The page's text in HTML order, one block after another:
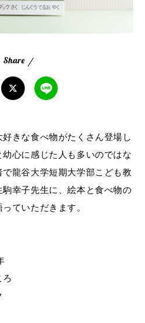
きな食べ物がたくさん登場し
心に感じた人も多いのではな
龍谷大学短期大学部こども教
幸子先生に、絵本と食べ物の
ていただきます。